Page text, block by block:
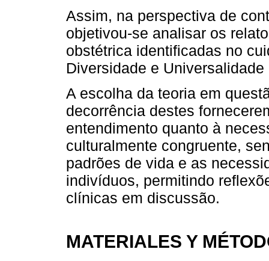
Assim, na perspectiva de
objetivou-se analisar os
obstétrica identificadas no
Diversidade e
A escolha da teoria em
decorrência destes
entendimento quanto à
culturalmente congruente,
padrões de vida e as
indivíduos, permitindo
clínicas em discussão.
MATERIALES Y